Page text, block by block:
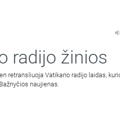
radijo žinios
retransliuoja Vatikano radijo laidas,
naujienas.